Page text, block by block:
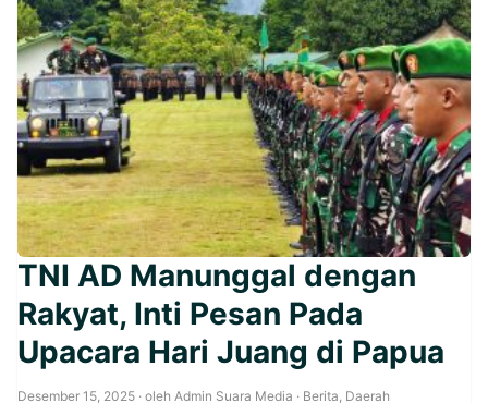
TNI AD Manunggal dengan
Rakyat, Inti Pesan Pada
Upacara Hari Juang di Papua
Desember 15, 2025 · oleh Admin Suara Media · Berita, Daerah